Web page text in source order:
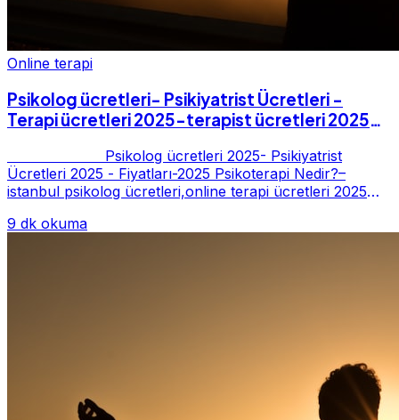
Online terapi
Psikolog ücretleri- Psikiyatrist Ücretleri -
Terapi ücretleri 2025-terapist ücretleri 2025-
Psikolog ücretleri 2025- Psikiyatrist
Ücretleri 2025 - Fiyatları-2025 Psikoterapi Nedir?–
istanbul psikolog ücretleri,online terapi ücretleri 2025
9 dk okuma